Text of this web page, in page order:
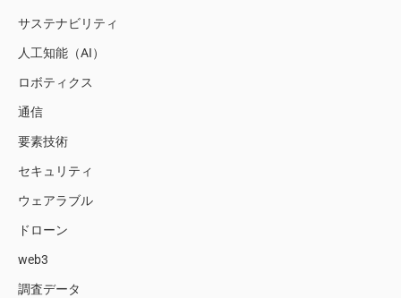
サステナビリティ
人工知能（AI）
ロボティクス
通信
要素技術
セキュリティ
ウェアラブル
ドローン
web3
調査データ